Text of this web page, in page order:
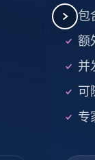
包
额
并
可
专